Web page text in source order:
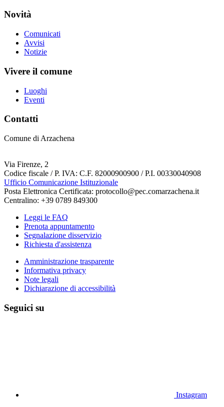
Novità
Comunicati
Avvisi
Notizie
Vivere il comune
Luoghi
Eventi
Contatti
Comune di Arzachena
Via Firenze, 2
Codice fiscale / P. IVA: C.F. 82000900900 / P.I. 00330040908
Ufficio Comunicazione Istituzionale
Posta Elettronica Certificata: protocollo@pec.comarzachena.it
Centralino: +39 0789 849300
Leggi le FAQ
Prenota appuntamento
Segnalazione disservizio
Richiesta d'assistenza
Amministrazione trasparente
Informativa privacy
Note legali
Dichiarazione di accessibilità
Seguici su
Instagram